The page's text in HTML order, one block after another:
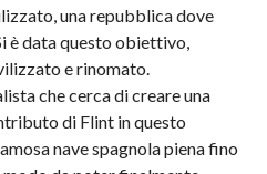
una repubblica dove
è data questo obiettivo,
e rinomato.
che cerca di creare una
di Flint in questo
nave spagnola piena fino